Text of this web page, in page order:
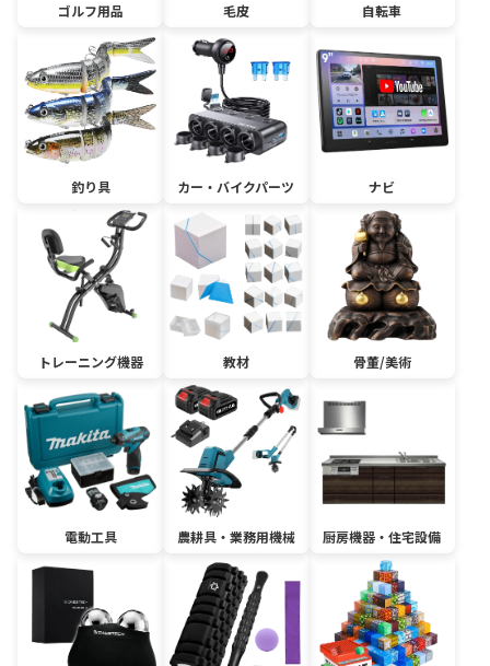
ゴルフ用品 毛皮 自転車
釣り具 カー・バイクパーツ ナビ
トレーニング機器 教材 骨董/美術
電動工具 農耕具・業務用機械 厨房機器・住宅設備